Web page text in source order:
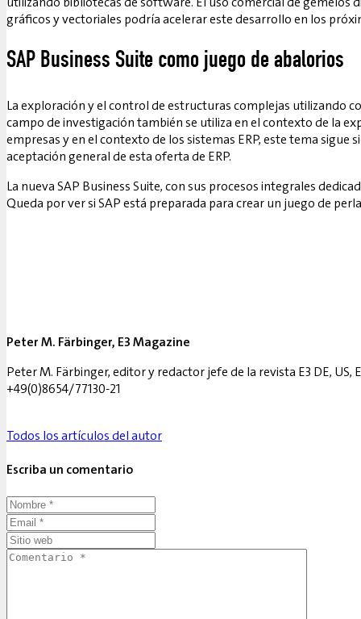
gráficos y vectoriales podría acelerar este desarrollo en los
SAP Business Suite como juego de abalorios
La exploración y el control de estructuras complejas utilizando
campo de investigación también se utiliza en el contexto de la
empresas y en el contexto de los sistemas ERP, este tema
aceptación general de esta oferta de ERP.
La nueva SAP Business Suite, con sus procesos integrales
Queda por ver si SAP está preparada para crear un juego de
Peter M. Färbinger, E3 Magazine
Peter M. Färbinger, editor y redactor jefe de la revista E3 DE,
+49(0)8654/77130-21
Todos los artículos del autor
Escriba un comentario